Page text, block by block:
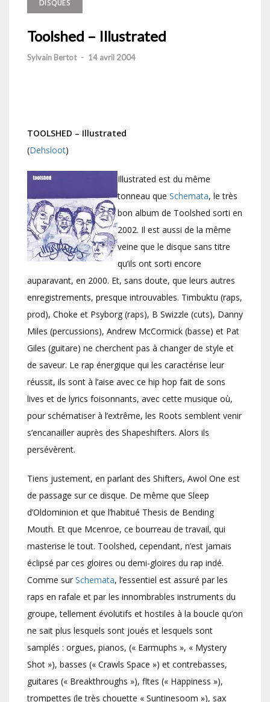
DISQUES
Toolshed – Illustrated
Sylvain Bertot - 14 avril 2004
TOOLSHED – Illustrated
(Dehsloot)
Illustrated est du même
tonneau que Schemata, le très
bon album de Toolshed sorti en
2002. Il est aussi de la même
veine que le disque sans titre
qu’ils ont sorti encore
auparavant, en 2000. Et, sans doute, que leurs autres
enregistrements, presque introuvables. Timbuktu (raps,
prod), Choke et Psyborg (raps), B Swizzle (cuts), Danny
Miles (percussions), Andrew McCormick (basse) et Pat
Giles (guitare) ne cherchent pas à changer de style et
de saveur. Le rap énergique qui les caractérise leur
réussit, ils sont à l’aise avec ce hip hop fait de sons
lives et de lyrics foisonnants, avec cette musique où,
pour schématiser à l’extrême, les Roots semblent venir
s’encanailler auprès des Shapeshifters. Alors ils
persévèrent.
Tiens justement, en parlant des Shifters, Awol One est
de passage sur ce disque. De même que Sleep
d’Oldominion et que l’habitué Thesis de Bending
Mouth. Et que Mcenroe, ce bourreau de travail, qui
masterise le tout. Toolshed, cependant, n’est jamais
éclipsé par ces gloires ou demi-gloires du rap indé.
Comme sur Schemata, l’essentiel est assuré par les
raps en rafale et par les innombrables instruments du
groupe, tellement évolutifs et hostiles à la boucle qu’on
ne sait plus lesquels sont joués et lesquels sont
samplés : orgues, pianos, (« Earmuphs », « Mystery
Shot »), basses (« Crawls Space ») et contrebasses,
guitares (« Breakthroughs »), fltes (« Happiness »),
trompettes (le très chouette « Suntinesoom »), sax